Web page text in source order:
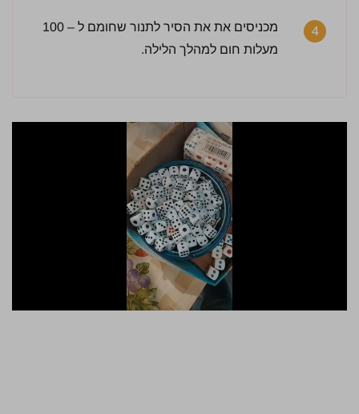
4
מכניסים את את הסיר לתנור שחומם ל – 100
מעלות חום למהלך הלילה.